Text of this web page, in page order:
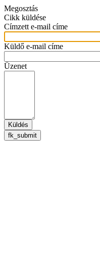
Megosztás
Cikk küldése
Címzett e-mail címe
Küldő e-mail címe
Üzenet